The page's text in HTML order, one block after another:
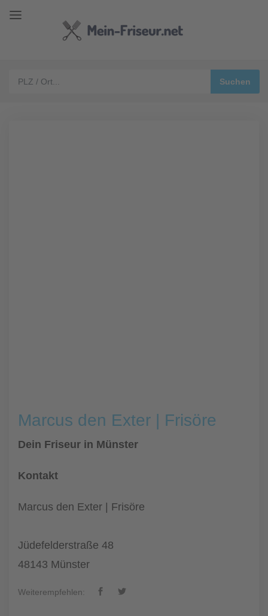
Marcus den Exter | Frisöre
Dein Friseur in Münster
Kontakt
Marcus den Exter | Frisöre
Jüdefelderstraße 48
48143 Münster
Weiterempfehlen: